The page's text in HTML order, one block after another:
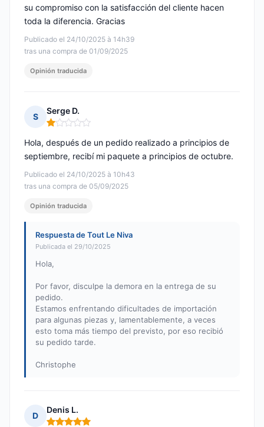
Publicado el 24/10/2025 à 14h39
tras una compra de 01/09/2025
su compromiso con la satisfacción del cliente hacen
toda la diferencia. Gracias
Opinión traducida
S
Serge D.
Nota: 1 de 5
Publicado el 24/10/2025 à 10h43
tras una compra de 05/09/2025
Hola, después de un pedido realizado a principios de
septiembre, recibí mi paquete a principios de octubre.
Opinión traducida
Respuesta de Tout Le Niva
Publicada el 29/10/2025
Hola,
Por favor, disculpe la demora en la entrega de su
pedido.
Estamos enfrentando dificultades de importación
para algunas piezas y, lamentablemente, a veces
esto toma más tiempo del previsto, por eso recibió
su pedido tarde.
Christophe
D
Denis L.